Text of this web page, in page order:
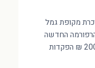
מקופת גמל
החדשה
של האוצר, הוא ייעצר ב-200000 ₪ הפקדות